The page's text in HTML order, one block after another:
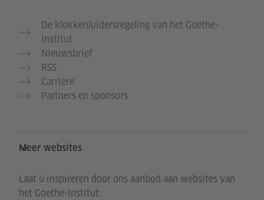
De klokkenluidersregeling van het Goethe-
Institut
Nieuwsbrief
RSS
Carrière
Partners en sponsors
Meer websites
Laat u inspireren door ons aanbod aan websites van
het Goethe-Institut: